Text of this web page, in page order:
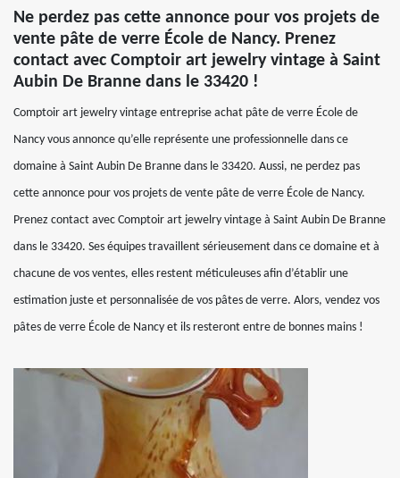
Ne perdez pas cette annonce pour vos projets de
vente pâte de verre École de Nancy. Prenez
contact avec Comptoir art jewelry vintage à Saint
Aubin De Branne dans le 33420 !
Comptoir art jewelry vintage entreprise achat pâte de verre École de
Nancy vous annonce qu’elle représente une professionnelle dans ce
domaine à Saint Aubin De Branne dans le 33420. Aussi, ne perdez pas
cette annonce pour vos projets de vente pâte de verre École de Nancy.
Prenez contact avec Comptoir art jewelry vintage à Saint Aubin De Branne
dans le 33420. Ses équipes travaillent sérieusement dans ce domaine et à
chacune de vos ventes, elles restent méticuleuses afin d’établir une
estimation juste et personnalisée de vos pâtes de verre. Alors, vendez vos
pâtes de verre École de Nancy et ils resteront entre de bonnes mains !